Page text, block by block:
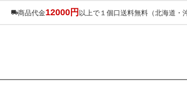
商品代金12000円 以上で１個口送料無料（北海道